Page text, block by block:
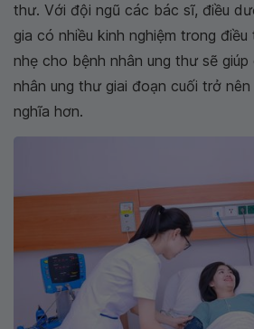
thư. Với đội ngũ các bác sĩ, điều
gia có nhiều kinh nghiệm trong
nhẹ cho bệnh nhân ung thư sẽ
nhân ung thư giai đoạn cuối trở
nghĩa hơn.